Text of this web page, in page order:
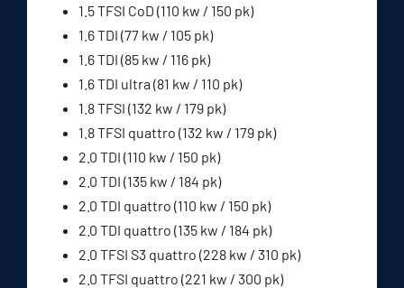
1.5 TFSI CoD (110 kw / 150 pk)
1.6 TDI (77 kw / 105 pk)
1.6 TDI (85 kw / 116 pk)
1.6 TDI ultra (81 kw / 110 pk)
1.8 TFSI (132 kw / 179 pk)
1.8 TFSI quattro (132 kw / 179 pk)
2.0 TDI (110 kw / 150 pk)
2.0 TDI (135 kw / 184 pk)
2.0 TDI quattro (110 kw / 150 pk)
2.0 TDI quattro (135 kw / 184 pk)
2.0 TFSI S3 quattro (228 kw / 310 pk)
2.0 TFSI quattro (221 kw / 300 pk)